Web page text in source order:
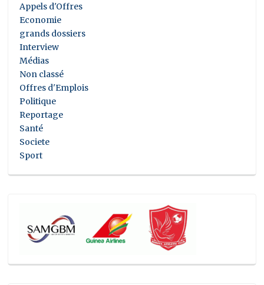
Appels d'Offres
Economie
grands dossiers
Interview
Médias
Non classé
Offres d'Emplois
Politique
Reportage
Santé
Societe
Sport